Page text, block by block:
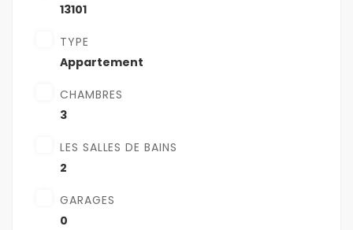
13101
TYPE
Appartement
CHAMBRES
3
LES SALLES DE BAINS
2
GARAGES
0